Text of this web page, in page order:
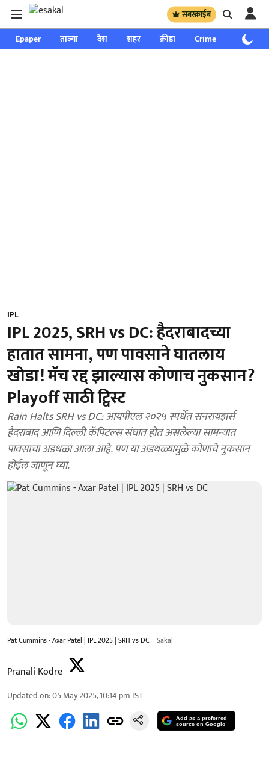
सबस्क्राईब
Epaper ताज्या देश शहर क्रीडा Crime साप्ताहिक
IPL
IPL 2025, SRH vs DC: हैदराबादच्या
हातात सामना, पण पावसाने घातलाय
खोडा! मॅच रद्द झाल्यास कोणाच नुकसान?
Playoff साठी ट्विस्ट
Rain Halts SRH vs DC: आयपीएल २०२५ स्पर्धेत सनरायझर्स
हैदराबाद आणि दिल्ली कॅपिटल्स संघात होत असलेल्या सामन्यात
पावसाचा अडथळा आला आहे. पण या अडथळ्यामुळे कोणाचे नुकसान
होईल जाणून घ्या.
Pat Cummins - Axar Patel | IPL 2025 | SRH vs DC Sakal
Pranali Kodre
Updated on:05 May 2025, 10:14 pm IST
Add as a preferred
source on Google